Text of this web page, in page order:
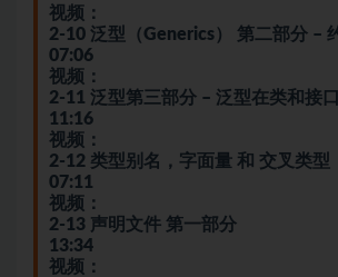
视频：
2-10 泛型（Generics） 第二部分 –
07:06
视频：
2-11 泛型第三部分 – 泛型在类和接
11:16
视频：
2-12 类型别名，字面量 和 交叉类型
07:11
视频：
2-13 声明文件 第一部分
13:34
视频：